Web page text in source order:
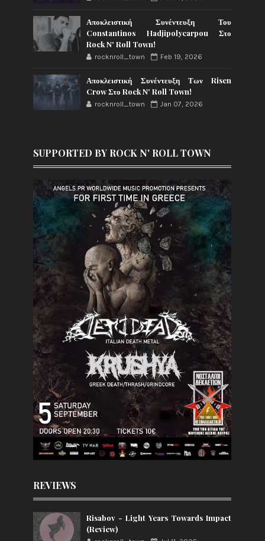
Αποκλειστική Συνέντευξη Του
Constantinos Hadjipolycarpou Στο
Rock N' Roll Town!
rocknroll_town Feb 19, 2026
Αποκλειστική Συνέντευξη Των Risen
Crow Στο Rock N' Roll Town!
rocknroll_town Jan 07, 2026
SUPPORTED BY ROCK N' ROLL TOWN
REVIEWS
Risabov - Light Years Towards Impact
(Review)